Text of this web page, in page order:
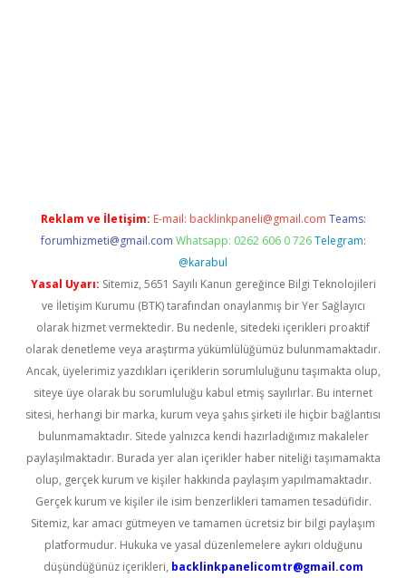
Reklam ve İletişim: E-mail: backlinkpaneli@gmail.com Teams:
forumhizmeti@gmail.com Whatsapp: 0262 606 0 726 Telegram:
@karabul
Yasal Uyarı: Sitemiz, 5651 Sayılı Kanun gereğince Bilgi Teknolojileri
ve İletişim Kurumu (BTK) tarafından onaylanmış bir Yer Sağlayıcı
olarak hizmet vermektedir. Bu nedenle, sitedeki içerikleri proaktif
olarak denetleme veya araştırma yükümlülüğümüz bulunmamaktadır.
Ancak, üyelerimiz yazdıkları içeriklerin sorumluluğunu taşımakta olup,
siteye üye olarak bu sorumluluğu kabul etmiş sayılırlar. Bu internet
sitesi, herhangi bir marka, kurum veya şahıs şirketi ile hiçbir bağlantısı
bulunmamaktadır. Sitede yalnızca kendi hazırladığımız makaleler
paylaşılmaktadır. Burada yer alan içerikler haber niteliği taşımamakta
olup, gerçek kurum ve kişiler hakkında paylaşım yapılmamaktadır.
Gerçek kurum ve kişiler ile isim benzerlikleri tamamen tesadüfidir.
Sitemiz, kar amacı gütmeyen ve tamamen ücretsiz bir bilgi paylaşım
platformudur. Hukuka ve yasal düzenlemelere aykırı olduğunu
düşündüğünüz içerikleri, backlinkpanelicomtr@gmail.com